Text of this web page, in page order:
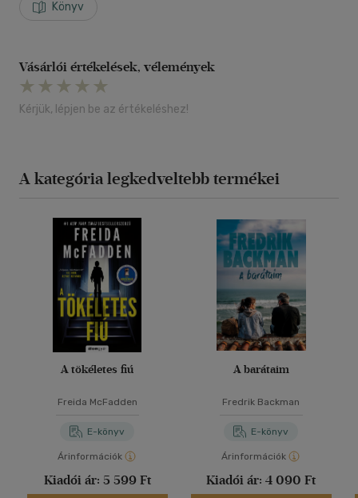
Könyv
Vásárlói értékelések, vélemények
Kérjük, lépjen be az értékeléshez!
A kategória legkedveltebb termékei
A tökéletes fiú
Freida McFadden
E-könyv
Árinformációk
Kiadói ár: 5 599 Ft
A barátaim
Fredrik Backman
E-könyv
Árinformációk
Kiadói ár: 4 090 Ft